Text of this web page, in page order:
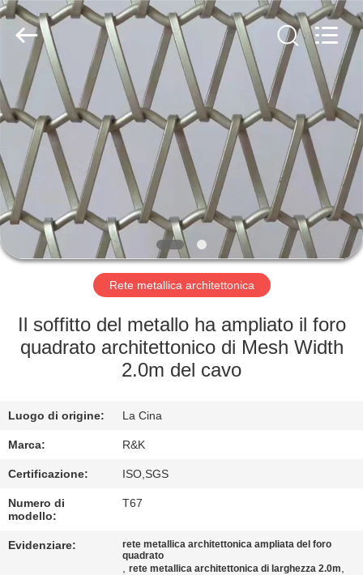
CASA
PRODOTTI
CIRCA
NOI
GIRO
FABBRICA
CONTROLLO
QUALITÀ
CONTATTICI
NOTIZIE
2026
Hebei
Reking
Wire
Mesh
Co.,Ltd.
Rights
Reserved.
Rete metallica architettonica
Il soffitto del metallo ha ampliato il foro
quadrato architettonico di Mesh Width
2.0m del cavo
Luogo di origine: La Cina
Marca: R&K
Certificazione: ISO,SGS
Numero di
modello:
T67
Evidenziare:
rete metallica architettonica ampliata del foro
quadrato
,rete metallica architettonica di larghezza 2.0m,